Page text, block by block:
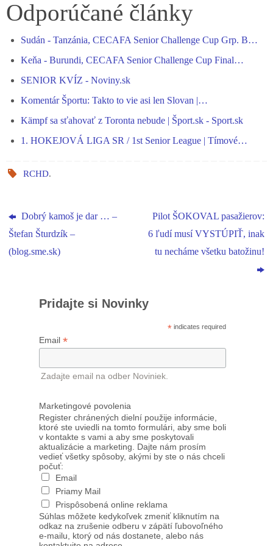
bo
ok
se
er
ts
pp
gr
m
ed
re
Odporúčané články
Sudán - Tanzánia, CECAFA Senior Challenge Cup Grp. B…
Keňa - Burundi, CECAFA Senior Challenge Cup Final…
SENIOR KVÍZ - Noviny.sk
Komentár Športu: Takto to vie asi len Slovan |…
Kämpf sa sťahovať z Toronta nebude | Šport.sk - Sport.sk
1. HOKEJOVÁ LIGA SR / 1st Senior League | Tímové…
RCHD.
Dobrý kamoš je dar … –
Štefan Šturdzík –
(blog.sme.sk)
Pilot ŠOKOVAL pasažierov:
6 ľudí musí VYSTÚPIŤ, inak
tu necháme všetku batožinu!
Pridajte si Novinky
* indicates required
Email *
Zadajte email na odber Noviniek.
Marketingové povolenia
Register chránených dielní použije informácie,
ktoré ste uviedli na tomto formulári, aby sme boli
v kontakte s vami a aby sme poskytovali
aktualizácie a marketing. Dajte nám prosím
vedieť všetky spôsoby, akými by ste o nás chceli
počuť:
Email
Priamy Mail
Prispôsobená online reklama
Súhlas môžete kedykoľvek zmeniť kliknutím na
odkaz na zrušenie odberu v zápätí ľubovoľného
e-mailu, ktorý od nás dostanete, alebo nás